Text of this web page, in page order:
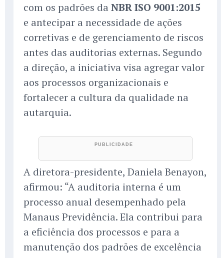
com os padrões da NBR ISO 9001:2015
e antecipar a necessidade de ações
corretivas e de gerenciamento de riscos
antes das auditorias externas. Segundo
a direção, a iniciativa visa agregar valor
aos processos organizacionais e
fortalecer a cultura da qualidade na
autarquia.
A diretora-presidente, Daniela Benayon,
afirmou: “A auditoria interna é um
processo anual desempenhado pela
Manaus Previdência. Ela contribui para
a eficiência dos processos e para a
manutenção dos padrões de excelência